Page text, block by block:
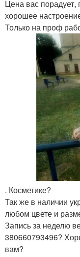
Цена вас порадует,
хорошее
Только на проф
. Косметике?
Так же в наличии
любом цвете и
Запись за неделю
380660793496?
вам?